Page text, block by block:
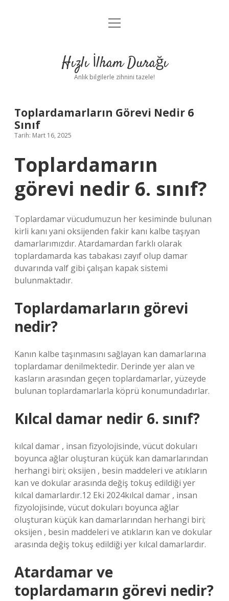
Anasayfa
Yasal Uyarı
menüyü
Hızlı İlham Durağı
Anlık bilgilerle zihnini tazele!
Toplardamarların Görevi Nedir 6
Sınıf
Tarih: Mart 16, 2025
Toplardamarın
görevi nedir 6. sınıf?
Toplardamar vücudumuzun her kesiminde bulunan
kirli kanı yani oksijenden fakir kanı kalbe taşıyan
damarlarımızdır. Atardamardan farklı olarak
toplardamarda kas tabakası zayıf olup damar
duvarında valf gibi çalışan kapak sistemi
bulunmaktadır.
Toplardamarların görevi
nedir?
Kanın kalbe taşınmasını sağlayan kan damarlarına
toplardamar denilmektedir. Derinde yer alan ve
kasların arasından geçen toplardamarlar, yüzeyde
bulunan toplardamarlarla köprü konumundadırlar.
Kılcal damar nedir 6. sınıf?
kılcal damar , insan fizyolojisinde, vücut dokuları
boyunca ağlar oluşturan küçük kan damarlarından
herhangi biri; oksijen , besin maddeleri ve atıkların
kan ve dokular arasında değiş tokuş edildiği yer
kılcal damarlardır.12 Eki 2024kılcal damar , insan
fizyolojisinde, vücut dokuları boyunca ağlar
oluşturan küçük kan damarlarından herhangi biri;
oksijen , besin maddeleri ve atıkların kan ve dokular
arasında değiş tokuş edildiği yer kılcal damarlardır.
Atardamar ve
toplardamarın görevi nedir?